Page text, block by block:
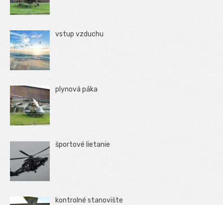
vstup vzduchu
plynová páka
športové lietanie
kontrolné stanovište